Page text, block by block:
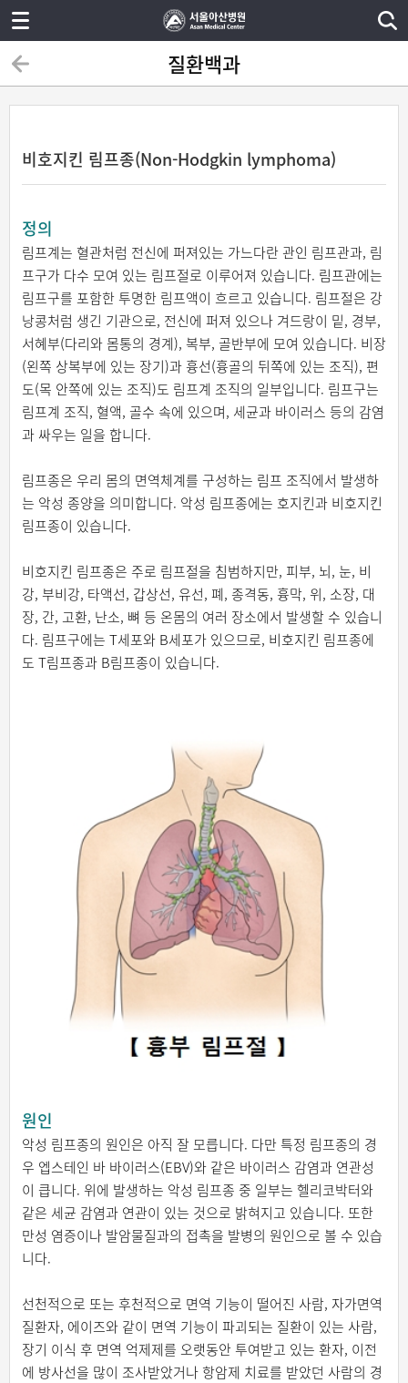
질환백과
비호지킨 림프종(Non-Hodgkin lymphoma)
정의
림프계는 혈관처럼 전신에 퍼져있는 가느다란 관인 림프관과, 림
프구가 다수 모여 있는 림프절로 이루어져 있습니다. 림프관에는
림프구를 포함한 투명한 림프액이 흐르고 있습니다. 림프절은 강
낭콩처럼 생긴 기관으로, 전신에 퍼져 있으나 겨드랑이 밑, 경부,
서혜부(다리와 몸통의 경계), 복부, 골반부에 모여 있습니다. 비장
(왼쪽 상복부에 있는 장기)과 흉선(흉골의 뒤쪽에 있는 조직), 편
도(목 안쪽에 있는 조직)도 림프계 조직의 일부입니다. 림프구는
림프계 조직, 혈액, 골수 속에 있으며, 세균과 바이러스 등의 감염
과 싸우는 일을 합니다.
림프종은 우리 몸의 면역체계를 구성하는 림프 조직에서 발생하
는 악성 종양을 의미합니다. 악성 림프종에는 호지킨과 비호지킨
림프종이 있습니다.
비호지킨 림프종은 주로 림프절을 침범하지만, 피부, 뇌, 눈, 비
강, 부비강, 타액선, 갑상선, 유선, 폐, 종격동, 흉막, 위, 소장, 대
장, 간, 고환, 난소, 뼈 등 온몸의 여러 장소에서 발생할 수 있습니
다. 림프구에는 T세포와 B세포가 있으므로, 비호지킨 림프종에
도 T림프종과 B림프종이 있습니다.
원인
악성 림프종의 원인은 아직 잘 모릅니다. 다만 특정 림프종의 경
우 엡스테인 바 바이러스(EBV)와 같은 바이러스 감염과 연관성
이 큽니다. 위에 발생하는 악성 림프종 중 일부는 헬리코박터와
같은 세균 감염과 연관이 있는 것으로 밝혀지고 있습니다. 또한
만성 염증이나 발암물질과의 접촉을 발병의 원인으로 볼 수 있습
니다.
선천적으로 또는 후천적으로 면역 기능이 떨어진 사람, 자가면역
질환자, 에이즈와 같이 면역 기능이 파괴되는 질환이 있는 사람,
장기 이식 후 면역 억제제를 오랫동안 투여받고 있는 환자, 이전
에 방사선을 많이 조사받았거나 항암제 치료를 받았던 사람의 경